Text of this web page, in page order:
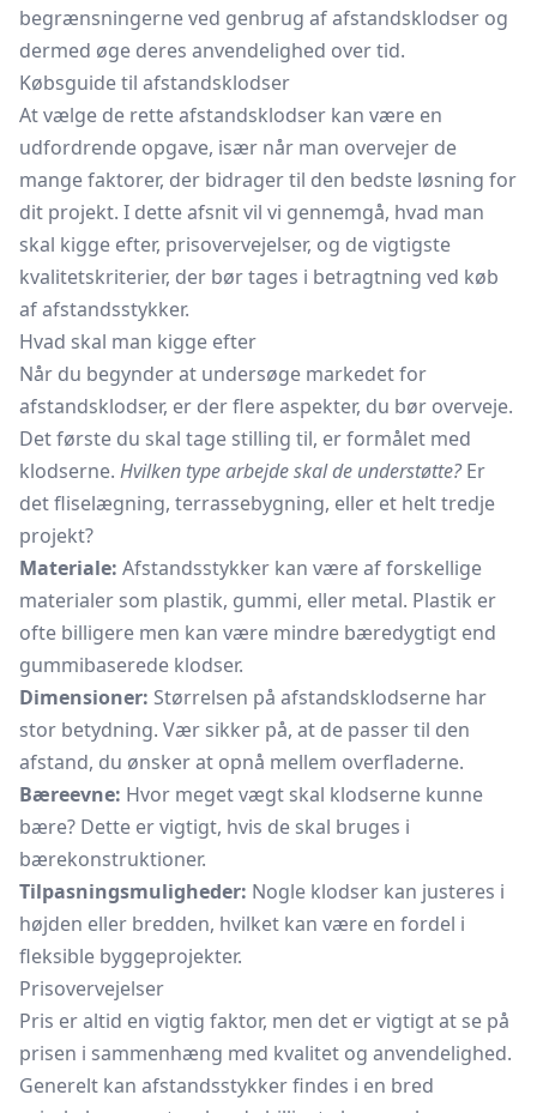
begrænsningerne ved genbrug af afstandsklodser og
dermed øge deres anvendelighed over tid.
Købsguide til afstandsklodser
At vælge de rette afstandsklodser kan være en
udfordrende opgave, især når man overvejer de
mange faktorer, der bidrager til den bedste løsning for
dit projekt. I dette afsnit vil vi gennemgå, hvad man
skal kigge efter, prisovervejelser, og de vigtigste
kvalitetskriterier, der bør tages i betragtning ved køb
af afstandsstykker.
Hvad skal man kigge efter
Når du begynder at undersøge markedet for
afstandsklodser, er der flere aspekter, du bør overveje.
Det første du skal tage stilling til, er formålet med
klodserne. Hvilken type arbejde skal de understøtte?Er
det fliselægning, terrassebygning, eller et helt tredje
projekt?
Materiale: Afstandsstykker kan være af forskellige
materialer som plastik, gummi, eller metal. Plastik er
ofte billigere men kan være mindre bæredygtigt end
gummibaserede klodser.
Dimensioner: Størrelsen på afstandsklodserne har
stor betydning. Vær sikker på, at de passer til den
afstand, du ønsker at opnå mellem overfladerne.
Bæreevne: Hvor meget vægt skal klodserne kunne
bære? Dette er vigtigt, hvis de skal bruges i
bærekonstruktioner.
Tilpasningsmuligheder: Nogle klodser kan justeres i
højden eller bredden, hvilket kan være en fordel i
fleksible byggeprojekter.
Prisovervejelser
Pris er altid en vigtig faktor, men det er vigtigt at se på
prisen i sammenhæng med kvalitet og anvendelighed.
Generelt kan afstandsstykker findes i en bred